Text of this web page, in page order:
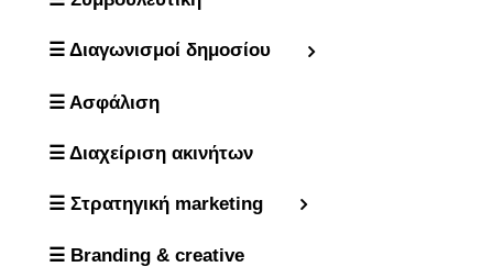
☰ Διαγωνισμοί δημοσίου
☰ Ασφάλιση
☰ Διαχείριση ακινήτων
☰ Στρατηγική marketing
☰ Branding & creative